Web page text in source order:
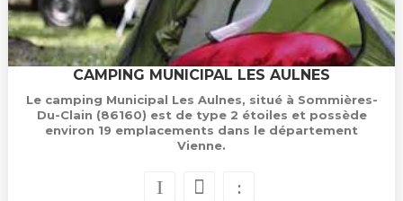
CAMPING MUNICIPAL LES AULNES
Le camping Municipal Les Aulnes, situé à Sommières-
Du-Clain (86160) est de type 2 étoiles et possède
environ 19 emplacements dans le département
Vienne.